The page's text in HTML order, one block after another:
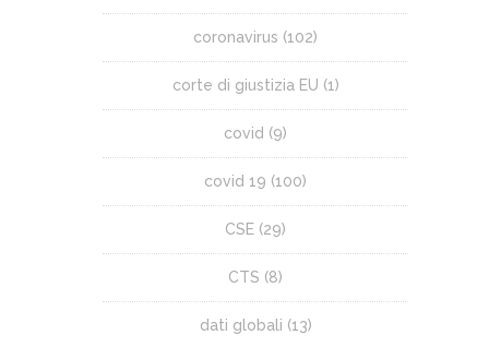
coronavirus (102)
corte di giustizia EU (1)
covid (9)
covid 19 (100)
CSE (29)
CTS (8)
dati globali (13)